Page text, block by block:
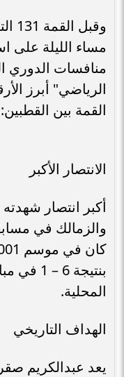
مساء الليلة على
منافسات الدوري
الرياضي" أبرز
القمة بين
الانتصار الأكبر
أكبر انتصار
والزمالك في
المحلية.
الهداف التاريخي
يعد عبدالكريم